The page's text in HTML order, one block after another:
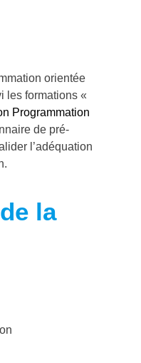
orientée
les formations «
Programmation
de pré-
l’adéquation
la